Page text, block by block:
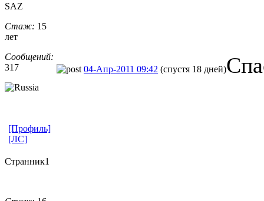
SAZ
Стаж: 15
лет
Сообщений:
317
04-Апр-2011 09:42 (спустя 18 дней)
[Профиль]
[ЛС]
Странник1